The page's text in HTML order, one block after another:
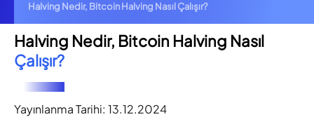
Halving Nedir, Bitcoin Halving Nasıl Çalışır?
Halving Nedir, Bitcoin Halving Nasıl
Çalışır?
Yayınlanma Tarihi: 13.12.2024